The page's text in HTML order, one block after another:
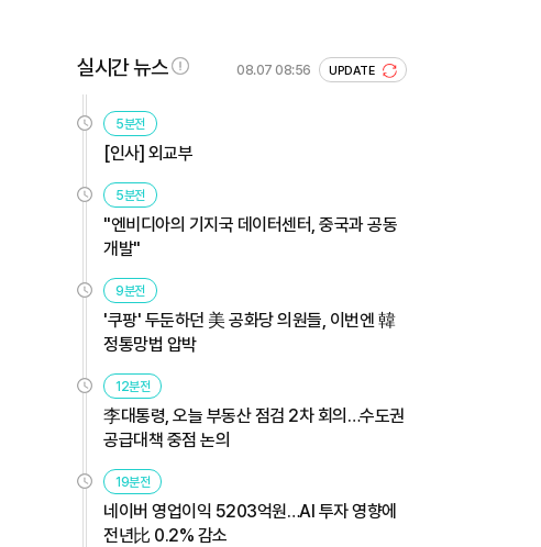
실시간 뉴스 08.07 08:56 UPDATE
5분전
[인사] 외교부
5분전
"엔비디아의 기지국 데이터센터, 중국과 공동
개발"
9분전
'쿠팡' 두둔하던 美 공화당 의원들, 이번엔 韓
정통망법 압박
12분전
李대통령, 오늘 부동산 점검 2차 회의…수도권
공급대책 중점 논의
19분전
네이버 영업이익 5203억원…AI 투자 영향에
전년比 0.2% 감소